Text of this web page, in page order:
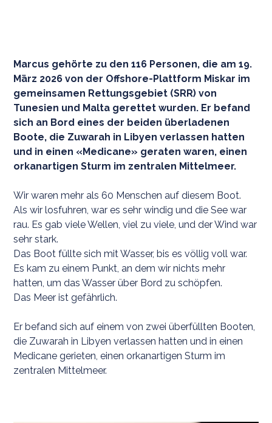
Marcus gehörte zu den 116 Personen, die am 19.
März 2026 von der Offshore-Plattform Miskar im
gemeinsamen Rettungsgebiet (SRR) von
Tunesien und Malta gerettet wurden. Er befand
sich an Bord eines der beiden überladenen
Boote, die Zuwarah in Libyen verlassen hatten
und in einen «Medicane» geraten waren, einen
orkanartigen Sturm im zentralen Mittelmeer.
Wir waren mehr als 60 Menschen auf diesem Boot.
Als wir losfuhren, war es sehr windig und die See war
rau. Es gab viele Wellen, viel zu viele, und der Wind war
sehr stark.
Das Boot füllte sich mit Wasser, bis es völlig voll war.
Es kam zu einem Punkt, an dem wir nichts mehr
hatten, um das Wasser über Bord zu schöpfen.
Das Meer ist gefährlich.
Er befand sich auf einem von zwei überfüllten Booten,
die Zuwarah in Libyen verlassen hatten und in einen
Medicane gerieten, einen orkanartigen Sturm im
zentralen Mittelmeer.